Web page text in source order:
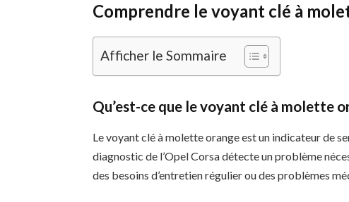
Comprendre le voyant clé à
Afficher le Sommaire
Qu’est-ce que le voyant clé à molette
Le voyant clé à molette orange est un indicateur de
diagnostic de l’Opel Corsa détecte un problème
des besoins d’entretien régulier ou des problèmes